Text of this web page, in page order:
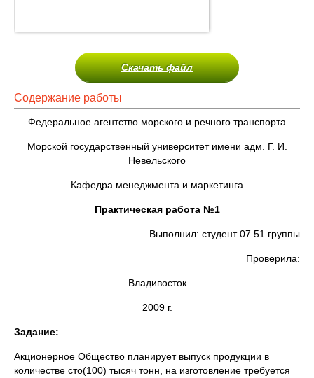
Скачать файл
Содержание работы
Федеральное агентство морского и речного транспорта
Морской государственный университет имени адм. Г. И.
Невельского
Кафедра менеджмента и маркетинга
Практическая работа №1
Выполнил: студент 07.51 группы
Проверила:
Владивосток
2009 г.
Задание:
Акционерное Общество планирует выпуск продукции в
количестве сто(100) тысяч тонн, на изготовление требуется